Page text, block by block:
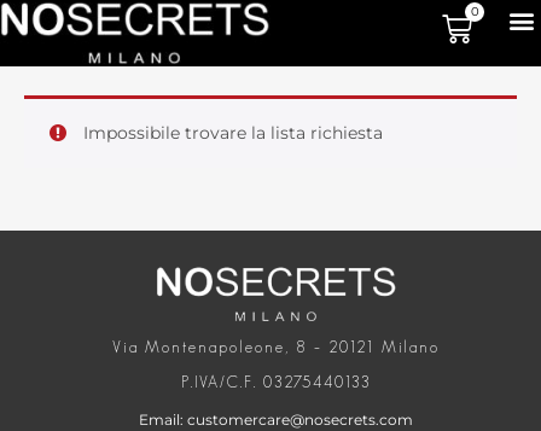
0
Impossibile trovare la lista richiesta
Via Montenapoleone, 8 – 20121 Milano
P.IVA/C.F. 03275440133
Email: customercare@nosecrets.com